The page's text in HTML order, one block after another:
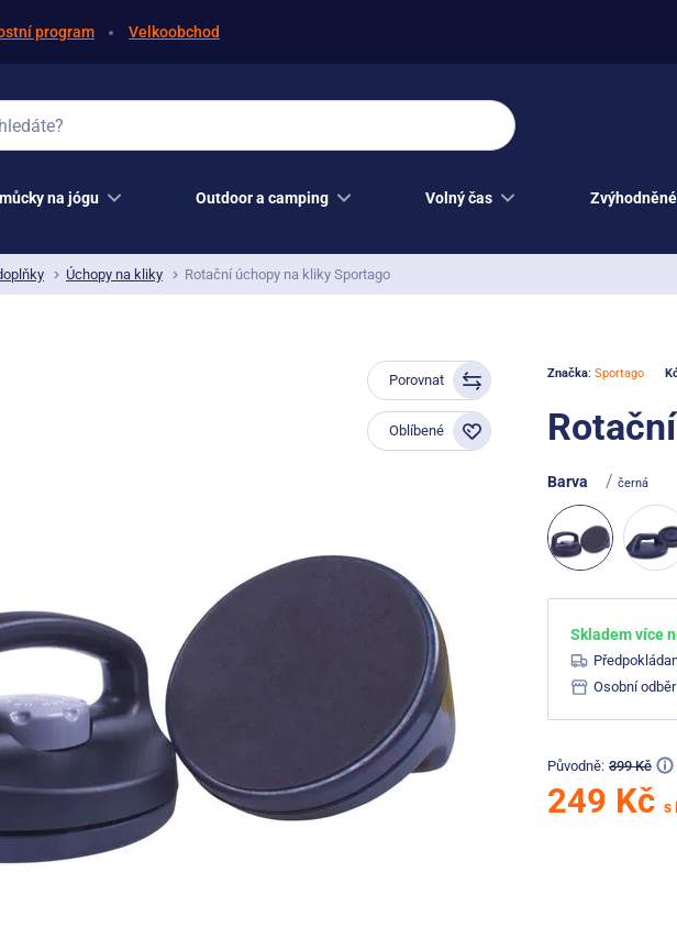
program Velkoobchod
na jógu Outdoor a camping Volný čas
Úchopy na kliky Rotační úchopy na kliky Sportago
Značka: Sportago
Barva / černá
Skladem více
Osobní
Původně: 399 Kč
249 Kč s
Porovnat
Oblíbené